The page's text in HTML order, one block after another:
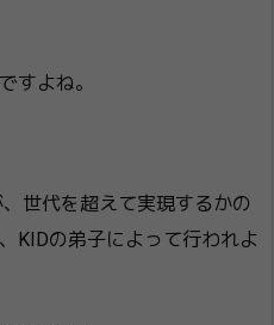
すよね。
世代を超えて実現するかの
KIDの弟子によって行われよ